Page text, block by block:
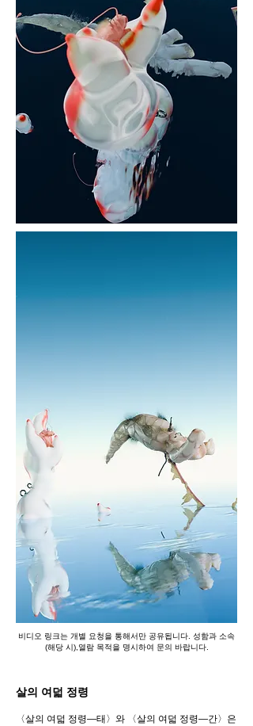
비디오 링크는 개별 요청을 통해서만 공유됩니다. 성함과 소속
(해당 시),열람 목적을 명시하여 문의 바랍니다.
살의 여덟 정령
〈살의 여덟 정령—태〉와 〈살의 여덟 정령—간〉은